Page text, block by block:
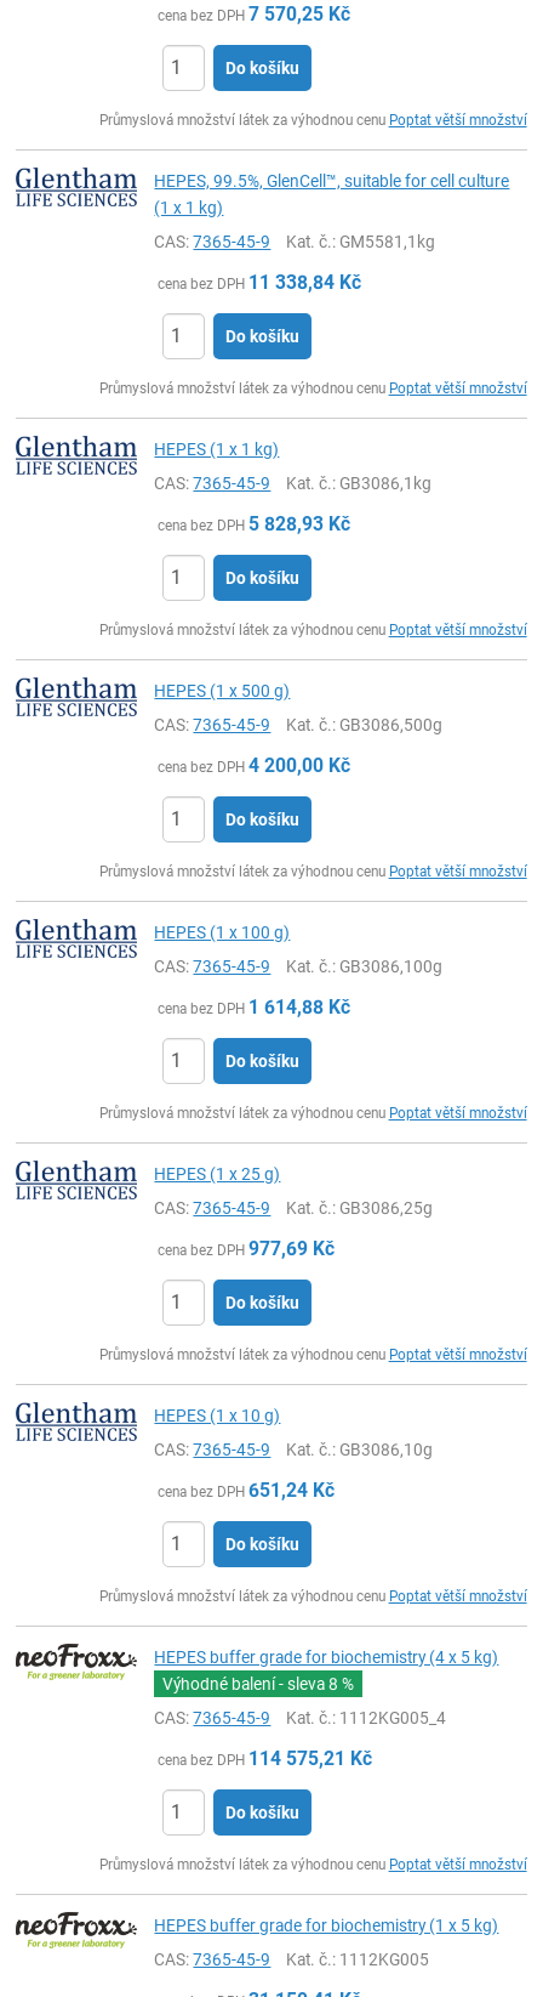
cena bez DPH 7 570,25 Kč
Do košíku
Průmyslová množství látek za výhodnou cenu Poptat větší množství
HEPES, 99.5%, GlenCell™, suitable for cell culture
(1 x 1 kg)
CAS:7365-45-9 Kat. č.: GM5581,1kg
cena bez DPH 11 338,84 Kč
Do košíku
Průmyslová množství látek za výhodnou cenu Poptat větší množství
HEPES (1 x 1 kg)
CAS:7365-45-9 Kat. č.: GB3086,1kg
cena bez DPH 5 828,93 Kč
Do košíku
Průmyslová množství látek za výhodnou cenu Poptat větší množství
HEPES (1 x 500 g)
CAS:7365-45-9 Kat. č.: GB3086,500g
cena bez DPH 4 200,00 Kč
Do košíku
Průmyslová množství látek za výhodnou cenu Poptat větší množství
HEPES (1 x 100 g)
CAS:7365-45-9 Kat. č.: GB3086,100g
cena bez DPH 1 614,88 Kč
Do košíku
Průmyslová množství látek za výhodnou cenu Poptat větší množství
HEPES (1 x 25 g)
CAS:7365-45-9 Kat. č.: GB3086,25g
cena bez DPH 977,69 Kč
Do košíku
Průmyslová množství látek za výhodnou cenu Poptat větší množství
HEPES (1 x 10 g)
CAS:7365-45-9 Kat. č.: GB3086,10g
cena bez DPH 651,24 Kč
Do košíku
Průmyslová množství látek za výhodnou cenu Poptat větší množství
HEPES buffer grade for biochemistry (4 x 5 kg)
Výhodné balení - sleva8 %
CAS:7365-45-9 Kat. č.: 1112KG005_4
cena bez DPH 114 575,21 Kč
Do košíku
Průmyslová množství látek za výhodnou cenu Poptat větší množství
HEPES buffer grade for biochemistry (1 x 5 kg)
CAS:7365-45-9 Kat. č.: 1112KG005